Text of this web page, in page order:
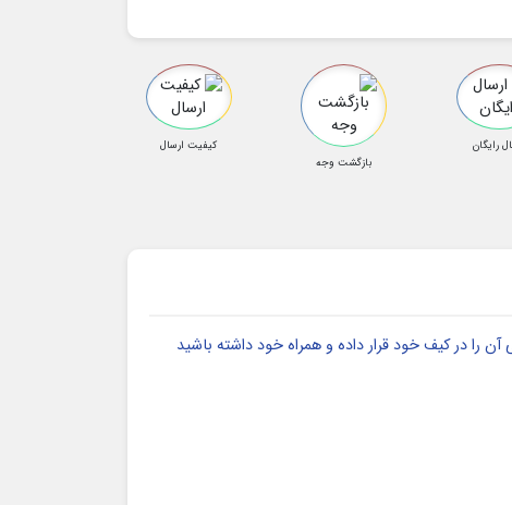
رایگان
بازگشت وجه
کیفیت ارسال
را در کیف خود قرار داده و همراه خود داشته باشید